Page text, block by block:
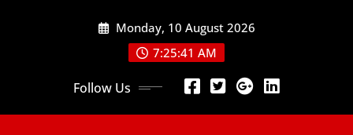
Monday, 10 August 2026
7:25:42 AM
Follow Us